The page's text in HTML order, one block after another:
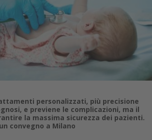
personalizzati, più precisione
e previene le complicazioni, ma il
la massima sicurezza dei pazienti.
convegno a Milano